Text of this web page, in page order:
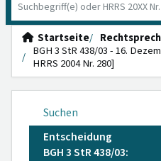
Startseite
BGH 3 StR 438/03 - 16.
HRRS 2004 Nr. 280]
Suchen
Entscheidung
BGH 3 StR 438/03: